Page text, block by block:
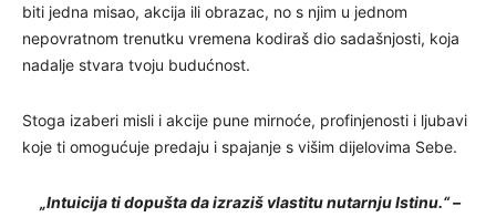
biti jedna misao, akcija ili obrazac, no s njim u jednom
nepovratnom trenutku vremena kodiraš dio sadašnjosti, koja
nadalje stvara tvoju budućnost.
Stoga izaberi misli i akcije pune mirnoće, profinjenosti i ljubavi
koje ti omogućuje predaju i spajanje s višim dijelovima Sebe.
„Intuicija ti dopušta da izraziš vlastitu nutarnju Istinu.“ –